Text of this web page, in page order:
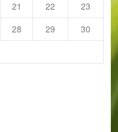
21 22
23
28 29
30